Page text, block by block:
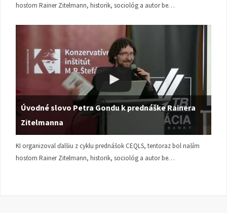
hosťom Rainer Zitelmann, historik, sociológ a autor be…
Úvodné slovo Petra Gondu k prednáške Rainera
Zitelmanna
KI organizoval ďalšiu z cyklu prednášok CEQLS, tentoraz bol naším
hosťom Rainer Zitelmann, historik, sociológ a autor be…